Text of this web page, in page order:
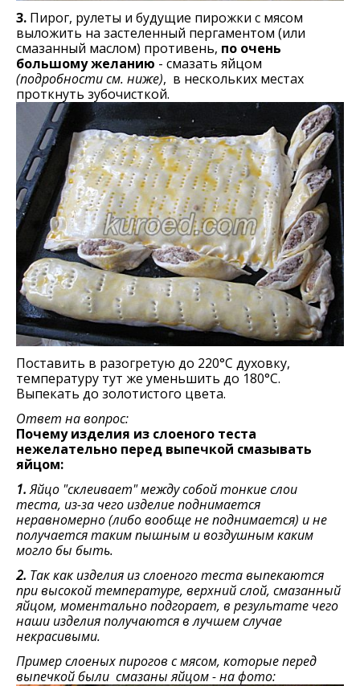
3. Пирог, рулеты и будущие пирожки с мясом
выложить на застеленный пергаментом (или
смазанный маслом) противень, по очень
большому желанию - смазать яйцом
(подробности см. ниже), в нескольких местах
проткнуть зубочисткой.
Поставить в разогретую до 220°С духовку,
температуру тут же уменьшить до 180°С.
Выпекать до золотистого цвета.
Ответ на вопрос:
Почему изделия из слоеного теста
нежелательно перед выпечкой смазывать
яйцом:
1.Яйцо "склеивает" между собой тонкие слои
теста, из-за чего изделие поднимается
неравномерно (либо вообще не поднимается) и не
получается таким пышным и воздушным каким
могло бы быть.
2. Так как изделия из слоеного теста выпекаются
при высокой температуре, верхний слой, смазанный
яйцом, моментально подгорает, в результате чего
наши изделия получаются в лучшем случае
некрасивыми.
Пример слоеных пирогов с мясом, которые перед
выпечкой были смазаны яйцом - на фото: